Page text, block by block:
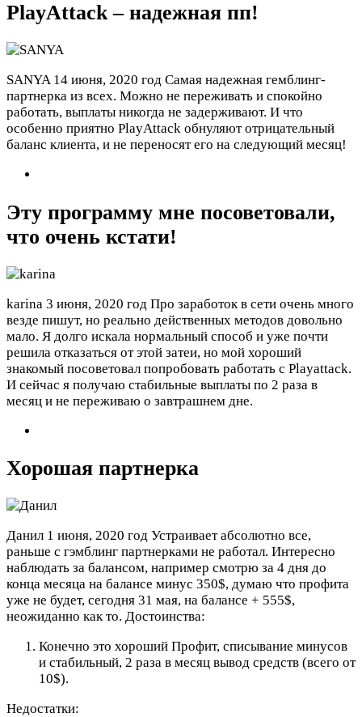
PlayАttack – надежная пп!
SANYA 14 июня, 2020 год Самая надежная гемблинг-
партнерка из всех. Можно не переживать и спокойно
работать, выплаты никогда не задерживают. И что
особенно приятно PlayАttack обнуляют отрицательный
баланс клиента, и не переносят его на следующий месяц!
Эту программу мне посоветовали,
что очень кстати!
karina 3 июня, 2020 год Про заработок в сети очень много
везде пишут, но реально действенных методов довольно
мало. Я долго искала нормальный способ и уже почти
решила отказаться от этой затеи, но мой хороший
знакомый посоветовал попробовать работать с Playattack.
И сейчас я получаю стабильные выплаты по 2 раза в
месяц и не переживаю о завтрашнем дне.
Хорошая партнерка
Данил 1 июня, 2020 год Устраивает абсолютно все,
раньше с гэмблинг партнерками не работал. Интересно
наблюдать за балансом, например смотрю за 4 дня до
конца месяца на балансе минус 350$, думаю что профита
уже не будет, сегодня 31 мая, на балансе + 555$,
неожиданно как то. Достоинства:
Конечно это хороший Профит, списывание минусов
и стабильный, 2 раза в месяц вывод средств (всего от
10$).
Недостатки: